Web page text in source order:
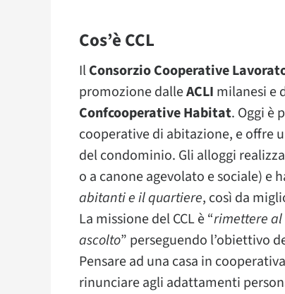
Cos’è CCL
IlConsorzio Cooperative
promozione dalleACLI milanesi e
Confcooperative Habitat. Oggi è
cooperative di abitazione, e offre
del condominio. Gli alloggi
o a canone agevolato e sociale) e
abitanti e il quartiere, così da
La missione del CCL è “rimettere
ascolto” perseguendo l’obiettivo
Pensare ad una casa in
rinunciare agli adattamenti